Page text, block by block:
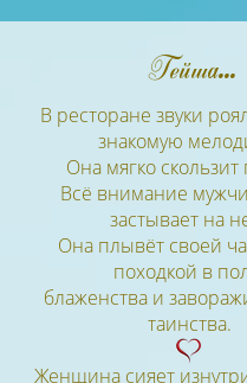
Гейша...
В ресторане звуки
знакомую
Она мягко скользит
Всё внимание
застывает на
Она плывёт своей
походкой в
блаженства и
таинства.
Женщина сияет